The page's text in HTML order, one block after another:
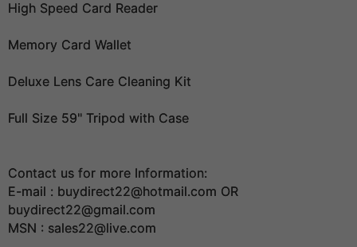
High Speed Card Reader
Memory Card Wallet
Deluxe Lens Care Cleaning Kit
Full Size 59" Tripod with Case
Contact us for more Information:
E-mail : buydirect22@hotmail.com OR
buydirect22@gmail.com
MSN : sales22@live.com